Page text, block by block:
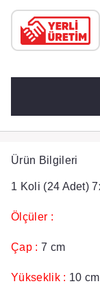
Ürün Bilgileri
1 Koli (24 Adet)
Ölçüler :
Çap : 7 cm
Yükseklik : 10 cm